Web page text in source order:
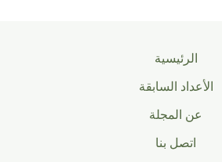
الرئيسية
الأعداد السابقة
عن المجلة
اتصل بنا